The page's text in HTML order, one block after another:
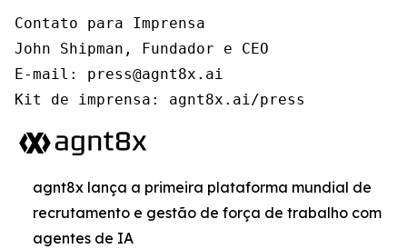
Contato para Imprensa
John Shipman, Fundador e CEO
E-mail: press@agnt8x.ai
Kit de imprensa: agnt8x.ai/press
agnt8x lança a primeira plataforma mundial de
recrutamento e gestão de força de trabalho com
agentes de IA